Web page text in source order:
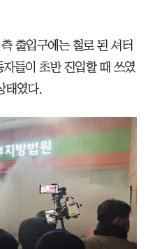
출입구에는 철로 된 셔터
들이 초반 진입할 때 쓰였
태였다.